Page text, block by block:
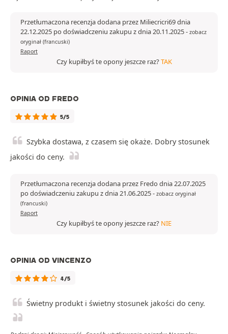
Przetłumaczona recenzja dodana przez Miliecricri69 dnia
22.12.2025 po doświadczeniu zakupu z dnia 20.11.2025- zobacz
oryginał (francuski)
Raport
Czy kupiłbyś te opony jeszcze raz?TAK
OPINIA OD FREDO
5/5
Szybka dostawa, z czasem się okaże. Dobry stosunek
jakości do ceny.
Przetłumaczona recenzja dodana przez Fredo dnia 22.07.2025
po doświadczeniu zakupu z dnia 21.06.2025- zobacz oryginał
(francuski)
Raport
Czy kupiłbyś te opony jeszcze raz? NIE
OPINIA OD VINCENZO
4/5
Świetny produkt i świetny stosunek jakości do ceny.